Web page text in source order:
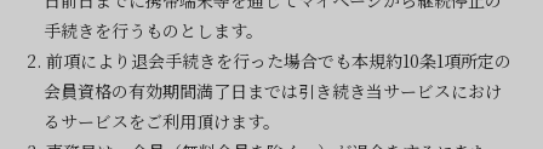
手続きを行うものとします。
2. 前項により退会手続きを行った場合でも本規約10条1項所定の
会員資格の有効期間満了日までは引き続き当サービスにおけ
るサービスをご利用頂けます。